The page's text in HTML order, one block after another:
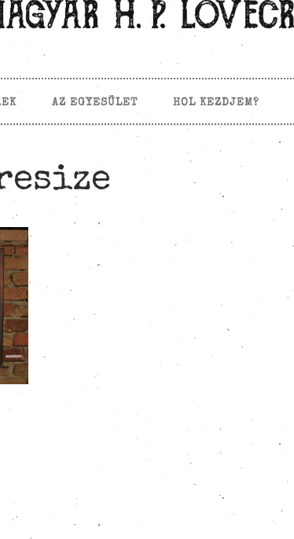
AZ EGYESÜLET HOL KEZDJEM?